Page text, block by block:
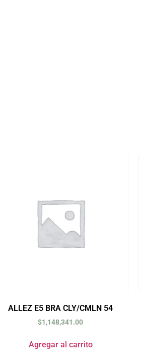
ALLEZ E5 BRA CLY/CMLN 54
$1,148,341.00
Agregar al carrito